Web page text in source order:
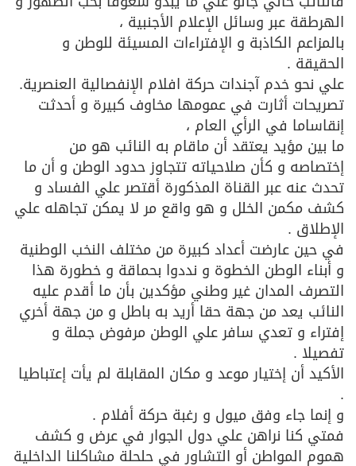
الهرطقة عبر وسائل الإعلام الأجنبية ،
بالمزاعم الكاذبة و الإفتراءات المسيئة للوطن و
الحقيقة .
علي نحو خدم آجندات حركة افلام الإنفصالية العنصرية.
تصريحات أثارت في عمومها مخاوف كبيرة و أحدثت
إنقاساما في الرأي العام ،
ما بين مؤيد يعتقد أن ماقام به النائب هو من
إختصاصه و كأن صلاحياته تتجاوز حدود الوطن و أن ما
تحدث عنه عبر القناة المذكورة أقتصر علي الفساد و
كشف مكمن الخلل و هو واقع مر لا يمكن تجاهله علي
الإطلاق .
في حين عارضت أعداد كبيرة من مختلف النخب الوطنية
و أبناء الوطن الخطوة و نددوا بحماقة و خطورة هذا
التصرف المدان غير وطني مؤكدين بأن ما أقدم عليه
النائب يعد من جهة حقا أريد به باطل و من جهة أخري
إفتراء و تعدي سافر علي الوطن مرفوض جملة و
تفصيلا .
الأكيد أن إختيار موعد و مكان المقابلة لم يأت إعتباطيا
.
و إنما جاء وفق ميول و رغبة حركة أفلام .
فمتي كنا نراهن علي دول الجوار في عرض و كشف
هموم المواطن أو التشاور في حلحلة مشاكلنا الداخلية